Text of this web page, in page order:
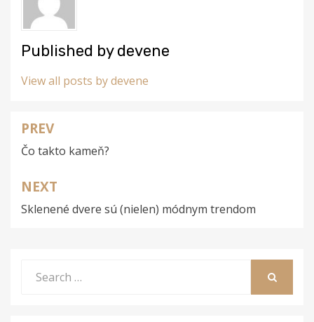
Published bydevene
View all posts by devene
Navigace
pro
příspěvek
PREV
Čo takto kameň?
NEXT
Sklenené dvere sú (nielen) módnym trendom
for: